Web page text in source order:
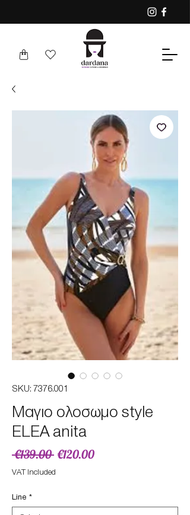
SKU: 7376.001
Μαγιο ολοσωμο style
ELEA anita
€139.00 Regular
Price
€120.00Sale
VAT Included
Line *